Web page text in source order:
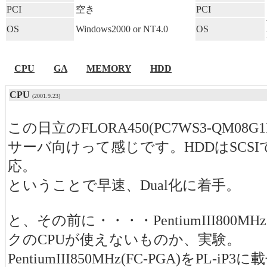
PCI 空き PCI
OS
Windows2000 or NT4.0 OS
CPU GA MEMORY HDD
CPU (2001.9.23)
この日立のFLORA450(PC7WS3-
サーバ向けって感じです。HDDはSCSI
応。
ということで早速、Dual化に着手。
と、その前に・・・・
クのCPUが使えないものか、実験。
PentiumIII850MHz(FC-PGA)をPL-iP3に